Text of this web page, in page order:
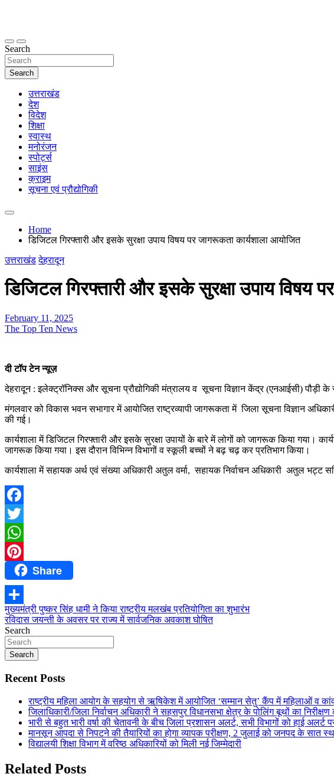
thetoptennews.com
Search
Search
उत्तराखंड
देश
विदेश
शिक्षा
स्वास्थ
मनोरंजन
स्पोर्ट्स
साइंस
क्राइम
सूचना एवं प्रौद्योगिकी
Home
डिजिटल गिरफ्तारी और इसके सुरक्षा उपाय विषय पर जागरूकता कार्यशाला आयोजित
उत्तराखंड देहरादून
डिजिटल गिरफ्तारी और इसके सुरक्षा उपाय विषय
February 11, 2025
The Top Ten News
दी टॉप टेन न्यूज़
देहरादून : इलेक्ट्रॉनिक्स और सूचना प्रौद्योगिकी मंत्रालय व सूचना विज्ञान केंद्र (एनआईसी) पौड़ी
मंगलवार को विकास भवन सभागार में आयोजित राष्ट्रव्यापी जागरूकता में जिला सूचना विज्ञान
की गई।
कार्यशाला में डिजिटल गिरफ्तारी और इसके सुरक्षा उपायों के बारे में लोगों को जागरूक किया गया।
जागरूक किया गया। इस दौरान विभिन्न विभागों व स्कूली बच्चों ने बढ़ चढ़ कर प्रतिभाग किया।
कार्यशाला में सहायक अर्थ एवं संख्या अधिकारी अतुल वर्मा, सहायक निर्वाचन अधिकारी अतुल भट्ट
Facebook
Twitter
WhatsApp
PinterestShare
Share
Post
navigation
मुख्यमंत्री पुष्कर सिंह धामी ने किया राष्ट्रीय मलखंब प्रतियोगिता का शुभारंभ
रविदास जयन्ती के अवसर पर राज्य में सार्वजनिक अवकाश घोषित
Search
Search
Recent Posts
राष्ट्रीय महिला आयोग के सहयोग से ऋषिकेश में आयोजित ‘सम्मान सेतु’ कैंप में महिलाओं व
जिलाधिकारी/जिला निर्वाचन अधिकारी ने सहसपुर विधानसभा क्षेत्र के पोलिंग बूथों का
भारी से बहुत भारी वर्षा की चेतावनी के बीच जिला प्रशासन अलर्ट, सभी विभागों को हाई अलर्ट
मानसून आपदा से निपटने की तैयारियों का होगा व्यापक परीक्षण, 2 जुलाई को जनपद के सात
विद्यालयी शिक्षा विभाग में वरिष्ठ अधिकारियों को मिली नई जिम्मेदारी
Related Posts